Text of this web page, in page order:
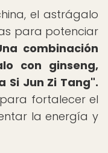
el astrágalo
para potenciar
combinación
con ginseng,
Si Jun Zi Tang".
fortalecer el
la energía y